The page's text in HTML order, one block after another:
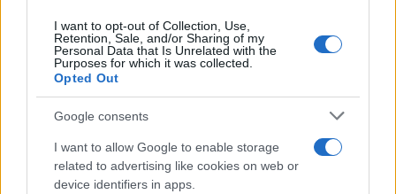
I want to opt-out of Collection, Use,
Retention, Sale, and/or Sharing of my
Personal Data that Is Unrelated with the
Purposes for which it was collected.
Opted Out
Google consents
I want to allow Google to enable storage
related to advertising like cookies on web or
device identifiers in apps.